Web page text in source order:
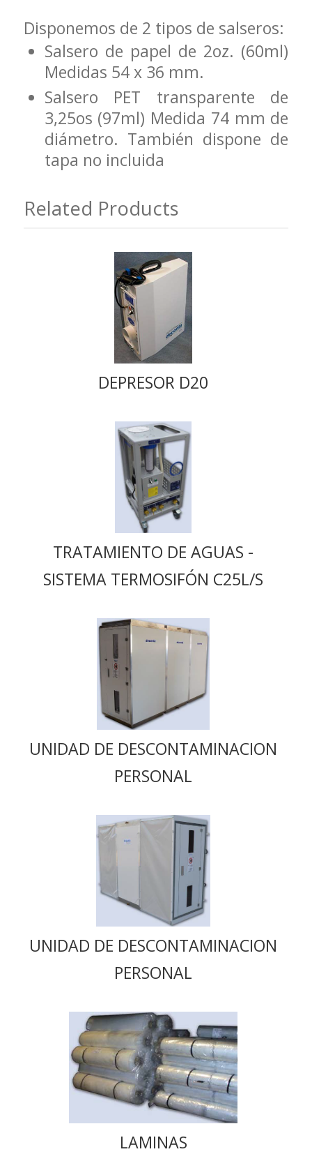
Disponemos de 2 tipos de salseros:
Salsero de papel de 2oz. (60ml)
Medidas 54 x 36 mm.
Salsero PET transparente de
3,25os (97ml) Medida 74 mm de
diámetro. También dispone de
tapa no incluida
Related Products
DEPRESOR D20
TRATAMIENTO DE AGUAS -
SISTEMA TERMOSIFÓN C25L/S
UNIDAD DE DESCONTAMINACION
PERSONAL
UNIDAD DE DESCONTAMINACION
PERSONAL
LAMINAS